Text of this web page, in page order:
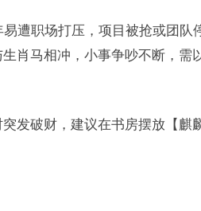
遭职场打压，项目被抢或团队
肖马相冲，小事争吵不断，需
发破财，建议在书房摆放【麒